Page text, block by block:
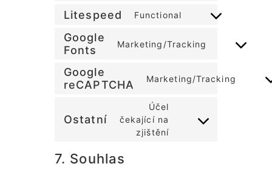
Litespeed Functional
Google
Fonts
Marketing/Tracking
Google
reCAPTCHA
Marketing/Tracking
Ostatní
Účel
čekající na
zjištění
7. Souhlas